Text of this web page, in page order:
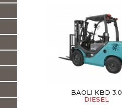
BAOLI KBD 3.0
DIESEL